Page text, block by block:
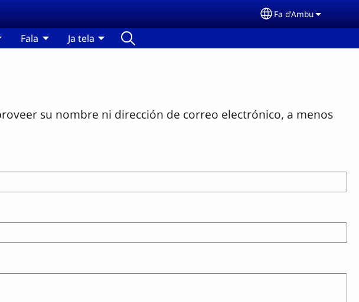
Select your
Fa d'Ambu
Fala Ja tela
su nombre ni dirección de correo electrónico, a menos